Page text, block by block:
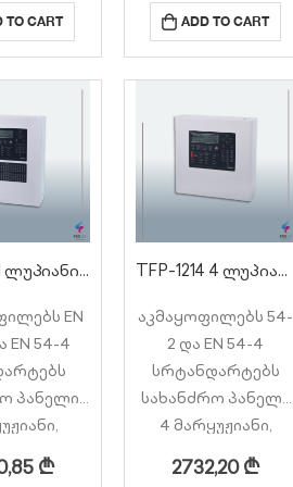
127 ცალი
TO CART
რაოდენობა
მარყუჟზე 240 ცალი
ქსელში
გაერთიანების
TdNet
(ქსელის…
ADD TO CART
TFP-2111 1 ლუპიანი სამისამართო სახანძრო პანელი
EN
EN 54-4
პანელი 1
₾
TFP-1214 4 ლუპიანი სამისამართო სახანძრო პანელი
აკმაყოფილებს 54-
2 და EN 54-4
სრტანდარტებს
სახანძრო პანელი
4 მარყუჟიანი,
მაქსიმალური
მოწყობილობების
2732,20₾